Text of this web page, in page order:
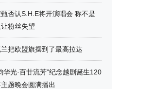
甄否认S.H.E将开演唱会 称不是
粉丝失望
把欧盟旗摆到了最高拉达
华光·百廿流芳”纪念越剧诞生120
主题晚会圆满播出